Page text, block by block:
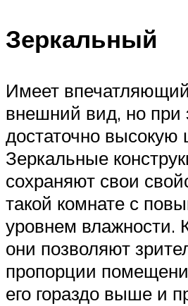
Зеркальный
Имеет
внешний вид, но при
достаточно высокую
Зеркальные
сохраняют свои
такой комнате с
уровнем влажности.
они позволяют
пропорции
его гораздо выше и